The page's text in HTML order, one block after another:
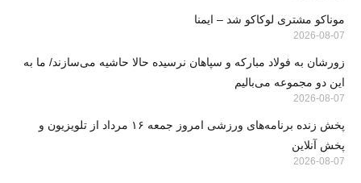
موناکو مشتری لوکاکو شد – ایمنا
2026-08-07
زورشان به فولاد مبارکه و سپاهان نرسیده حالا حاشیه می‌سازند/ ما به
این دو مجموعه می‌بالیم
2026-08-07
پخش زنده برنامه‌های ورزشی امروز جمعه ۱۶ مرداد از تلویزیون و
پخش آنلاین
2026-08-07